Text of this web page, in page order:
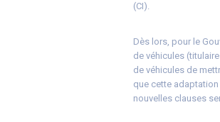
(CI).
Dès lors, pour le
de véhicules
de véhicules de
que cette
nouvelles clauses